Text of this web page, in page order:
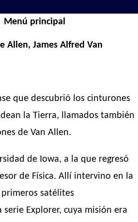
Menú principal
Allen, James Alfred Van
que descubrió los cinturones
la Tierra, llamados también
de Van Allen.
de Iowa, a la que regresó
de Física. Allí intervino en la
satélites
Explorer, cuya misión era